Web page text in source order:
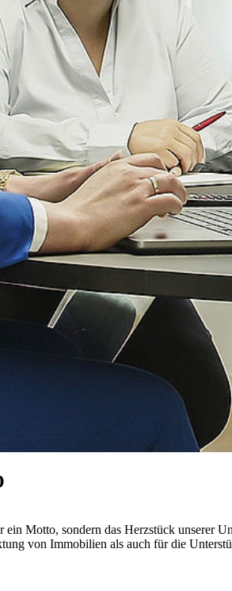
Motto, sondern das Herzstück unserer
von Immobilien als auch für die